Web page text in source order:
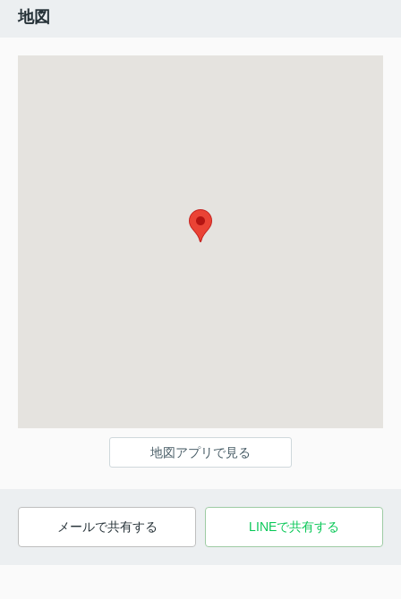
地図
地図アプリで見る
メールで共有する LINEで共有する